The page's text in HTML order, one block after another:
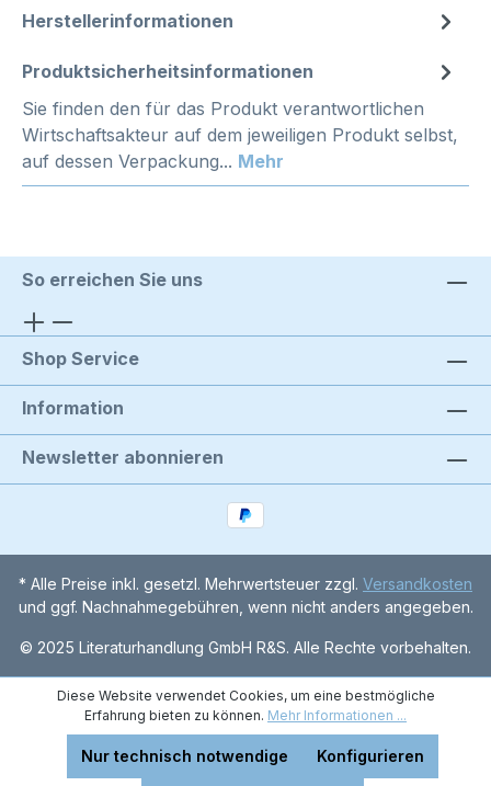
Herstellerinformationen
Produktsicherheitsinformationen
Sie finden den für das Produkt verantwortlichen
Wirtschaftsakteur auf dem jeweiligen Produkt selbst,
auf dessen Verpackung... Mehr
So erreichen Sie uns
Shop Service
Information
Newsletter abonnieren
* Alle Preise inkl. gesetzl. Mehrwertsteuer zzgl. Versandkosten
und ggf. Nachnahmegebühren, wenn nicht anders angegeben.
© 2025 Literaturhandlung GmbH R&S. Alle Rechte vorbehalten.
Diese Website verwendet Cookies, um eine bestmögliche
Erfahrung bieten zu können. Mehr Informationen ...
Nur technisch notwendige Konfigurieren